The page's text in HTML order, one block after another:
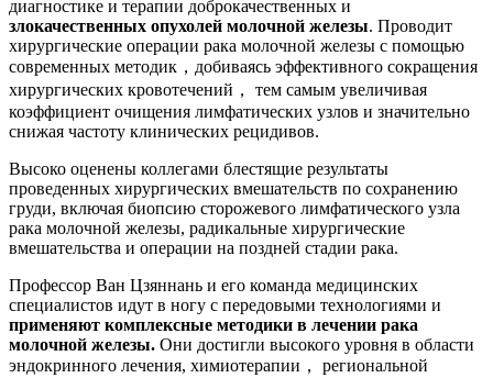
диагностике и терапии доброкачественных и
злокачественных опухолей молочной железы. Проводит
хирургические операции рака молочной железы с помощью
современных методик，добиваясь эффективного сокращения
хирургических кровотечений， тем самым увеличивая
коэффициент очищения лимфатических узлов и значительно
снижая частоту клинических рецидивов.
Высоко оценены коллегами блестящие результаты
проведенных хирургических вмешательств по сохранению
груди, включая биопсию сторожевого лимфатического узла
рака молочной железы, радикальные хирургические
вмешательства и операции на поздней стадии рака.
Профессор Ван Цзяннань и его команда медицинских
специалистов идут в ногу с передовыми технологиями и
применяют комплексные методики в лечении рака
молочной железы. Они достигли высокого уровня в области
эндокринного лечения, химиотерапии， региональной